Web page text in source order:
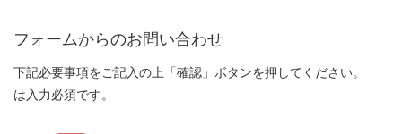
フォームからのお問い合わせ
下記必要事項をご記入の上「確認」ボタンを押してください。
は入力必須です。